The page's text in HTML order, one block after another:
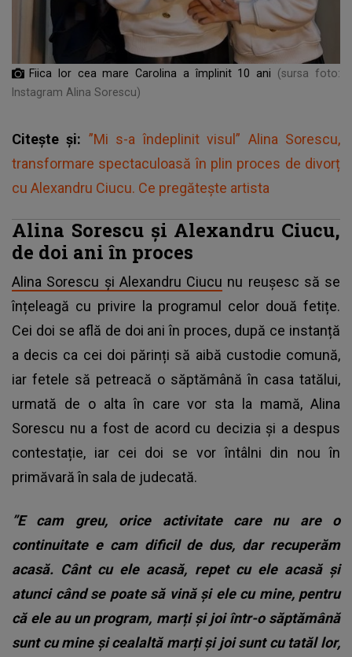
Fiica lor cea mare Carolina a împlinit 10 ani
(sursa foto:
Instagram Alina Sorescu)
Citește și: ”Mi s-a îndeplinit visul” Alina Sorescu,
transformare spectaculoasă în plin proces de divorț
cu Alexandru Ciucu. Ce pregătește artista
Alina Sorescu și Alexandru Ciucu,
de doi ani în proces
Alina Sorescu și Alexandru Ciucu nu reușesc să se
înțeleagă cu privire la programul celor două fetițe.
Cei doi se află de doi ani în proces, după ce instanță
a decis ca cei doi părinți să aibă custodie comună,
iar fetele să petreacă o săptămână în casa tatălui,
urmată de o alta în care vor sta la mamă, Alina
Sorescu nu a fost de acord cu decizia și a despus
contestație, iar cei doi se vor întâlni din nou în
primăvară în sala de judecată.
”E cam greu, orice activitate care nu are o
continuitate e cam dificil de dus, dar recuperăm
acasă. Cânt cu ele acasă, repet cu ele acasă și
atunci când se poate să vină și ele cu mine, pentru
că ele au un program, marți și joi într-o săptămână
sunt cu mine și cealaltă marți și joi sunt cu tatăl lor,